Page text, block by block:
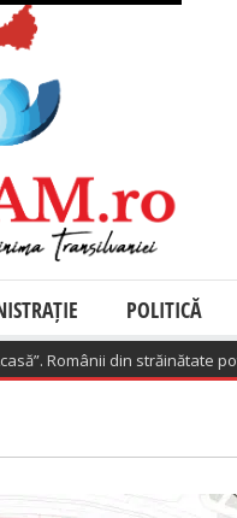
POLITICĂ
din străinătate pot primi